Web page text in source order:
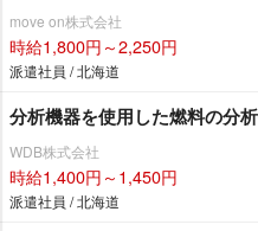
move on株式会社
時給1,800円～2,250円
派遣社員 / 北海道
分析機器を使用した燃料の分
WDB株式会社
時給1,400円～1,450円
派遣社員 / 北海道